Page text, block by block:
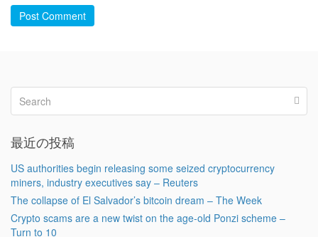
Post Comment
最近の投稿
US authorities begin releasing some seized cryptocurrency
miners, industry executives say – Reuters
The collapse of El Salvador’s bitcoin dream – The Week
Crypto scams are a new twist on the age-old Ponzi scheme –
Turn to 10